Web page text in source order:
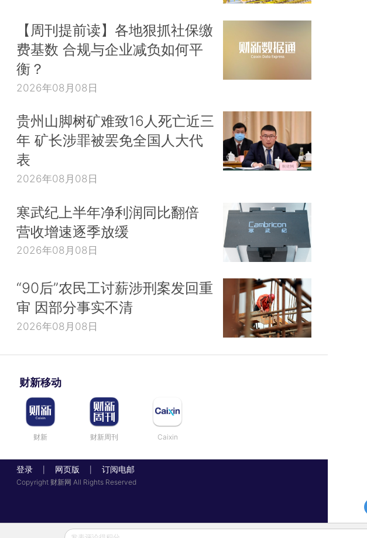
【周刊提前读】各地狠抓社保缴
费基数 合规与企业减负如何平
衡？
2026年08月08日
贵州山脚树矿难致16人死亡近三
年 矿长涉罪被罢免全国人大代
表
2026年08月08日
寒武纪上半年净利润同比翻倍
营收增速逐季放缓
2026年08月08日
“90后”农民工讨薪涉刑案发回重
审 因部分事实不清
2026年08月08日
财新移动
财新 财新周刊 Caixin
登录 网页版 订阅电邮
Copyright 财新网 All Rights Reserved